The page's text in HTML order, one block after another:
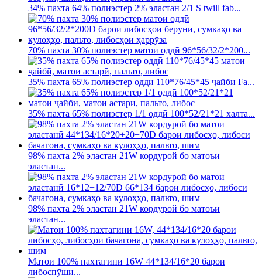
34% пахта 64% полиэстер 2% эластан 2/1 S twill fab...
70% пахта 30% полиэстер матои оддӣ 96*56/32/2*200...
35% пахта 65% полиэстер оддӣ 110*76/45*45 ҷайбӣ Fa...
35% пахта 65% полиэстер 1/1 оддӣ 100*52/21*21 халта...
98% пахта 2% эластан 21W кордурой бо матоъи
эластан...
98% пахта 2% эластан 21W кордурой бо матоъи
эластан...
Матои 100% пахтагини 16W 44*134/16*20 барои
либоспӯшӣ...